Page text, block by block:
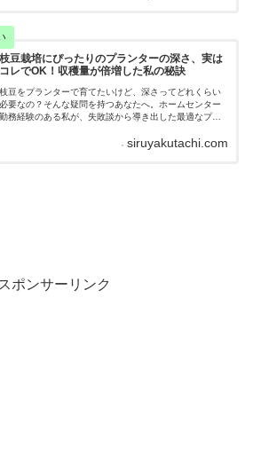
枝豆栽培にぴったりのプランターの深さ、実は
コレでOK！収穫量が倍増した私の秘訣
枝豆をプランターで育てたいけど、深さってどれくらい
必要なの？そんな疑問を持つあなたへ。ホームセンター
勤務経験のある私が、失敗談から導き出した最適なプラ
伝えします。狭いベランダでも大丈夫、私と一緒に枝豆
siruyakutachi.com
ポンサーリンク